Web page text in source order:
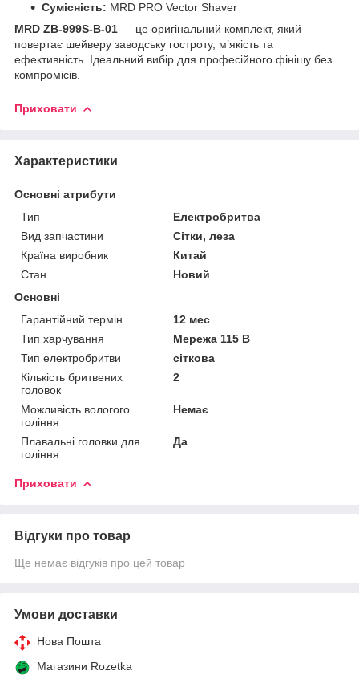
Сумісність: MRD PRO Vector Shaver
MRD ZB-999S-B-01 — це оригінальний комплект, який
повертає шейверу заводську гостроту, м’якість та
ефективність. Ідеальний вибір для професійного фінішу без
компромісів.
Приховати
Характеристики
Основні атрибути
Тип
Електробритва
Вид запчастини
Сітки, леза
Країна виробник
Китай
Стан
Новий
Основні
Гарантійний термін
12 мес
Тип харчування
Мережа 115 В
Тип електробритви
сіткова
Кількість бритвених
головок
2
Можливість вологого
гоління
Немає
Плавальні головки для
гоління
Да
Приховати
Відгуки про товар
Ще немає відгуків про цей товар
Умови доставки
Нова Пошта
Магазини Rozetka